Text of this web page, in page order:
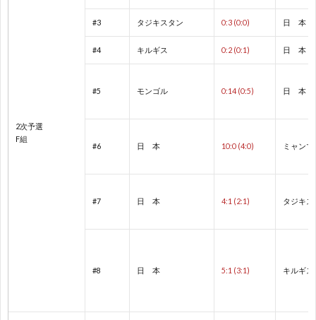
ェ
デ
2次予選
F組
#3 タジキスタン 0:3 (0:0) 日 本
#4 キルギス 0:2 (0:1) 日 本
#5 モンゴル 0:14 (0:5) 日 本
#6 日 本 10:0 (4:0) ミャンマ
#7 日 本 4:1 (2:1) タジキス
#8 日 本 5:1 (3:1) キルギス